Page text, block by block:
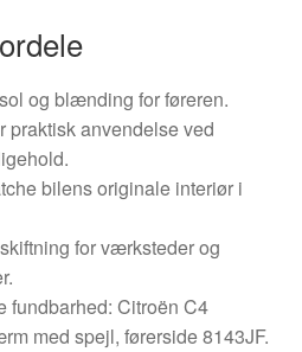
og blænding for føreren.
praktisk anvendelse ved
bilens originale interiør i
for værksteder og
fundbarhed: Citroën C4
med spejl, førerside 8143JF.